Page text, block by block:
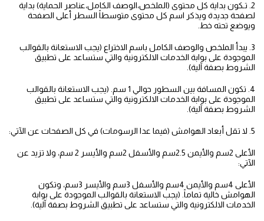
2. تـكون بداية كل محتوى (الملخص،الوصف الكامل،عناصر الحماية) بداية
لصفحة جديدة ويذكر اسم كل محتوى متوسطاً السطر أعلى الصفحة
ويوضع تحته خط.
3. يبدأ الملخص والوصف الكامل باسم الاختراع (يجب الاستعانة بالقوالب
الموجودة على بوابة الخدمات الالكترونية والتي ستساعد على تطبيق
الشروط بصفة آلية).
4. تكون المسافة بين السطور حوالي 1 سم. (يجب الاستعانة بالقوالب
الموجودة على بوابة الخدمات الالكترونية والتي ستساعد على تطبيق
الشروط بصفة آلية).
5. لا تقل أبعاد الهوامش (فيما عدا الرسومات) في كل الصفحات عن الآتي:
الأعلى 2سم والأيمن 2.5سم والأسفل 2سم والأيسر 2 سم، ولا تزيد عن
الآتي:
الأعلى 4سم والأيمن 4سم والأسفل 3سم والأيسر 3سم، وتكون
الهوامش خالية تماماً. (يجب الاستعانة بالقوالب الموجودة على بوابة
الخدمات الالكترونية والتي ستساعد على تطبيق الشروط بصفة آلية).